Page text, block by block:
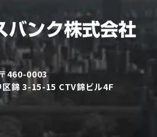
〒460-0003
区錦 3-15-15 CTV錦ビル4F